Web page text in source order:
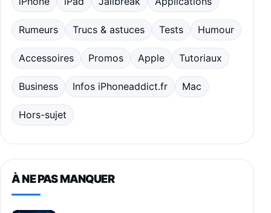
Rumeurs Trucs & astuces Tests Humour
Accessoires Promos Apple Tutoriaux
Business Infos iPhoneaddict.fr Mac
Hors-sujet
À NE PAS MANQUER